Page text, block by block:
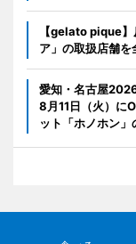
【gelato pique】
ア」の取扱店舗
愛知・名古屋
8月11日（火）に
ット「ホノホン